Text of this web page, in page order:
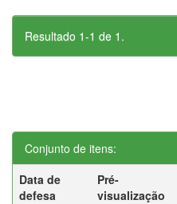
Resultado 1-1 de 1.
Conjunto de itens:
Data de
defesa
Pré-
visualização